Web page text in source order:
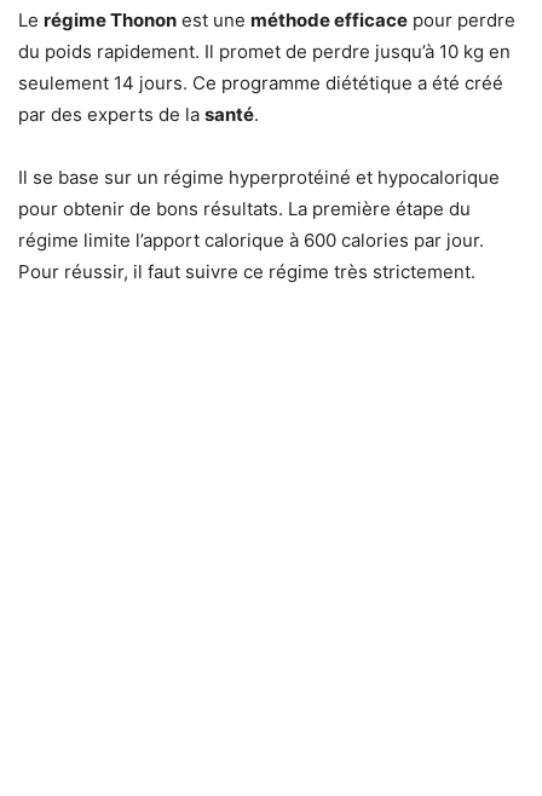
Le régime Thonon est une méthode efficace pour perdre
du poids rapidement. Il promet de perdre jusqu’à 10 kg en
seulement 14 jours. Ce programme diététique a été créé
par des experts de la santé.
Il se base sur un régime hyperprotéiné et hypocalorique
pour obtenir de bons résultats. La première étape du
régime limite l’apport calorique à 600 calories par jour.
Pour réussir, il faut suivre ce régime très strictement.